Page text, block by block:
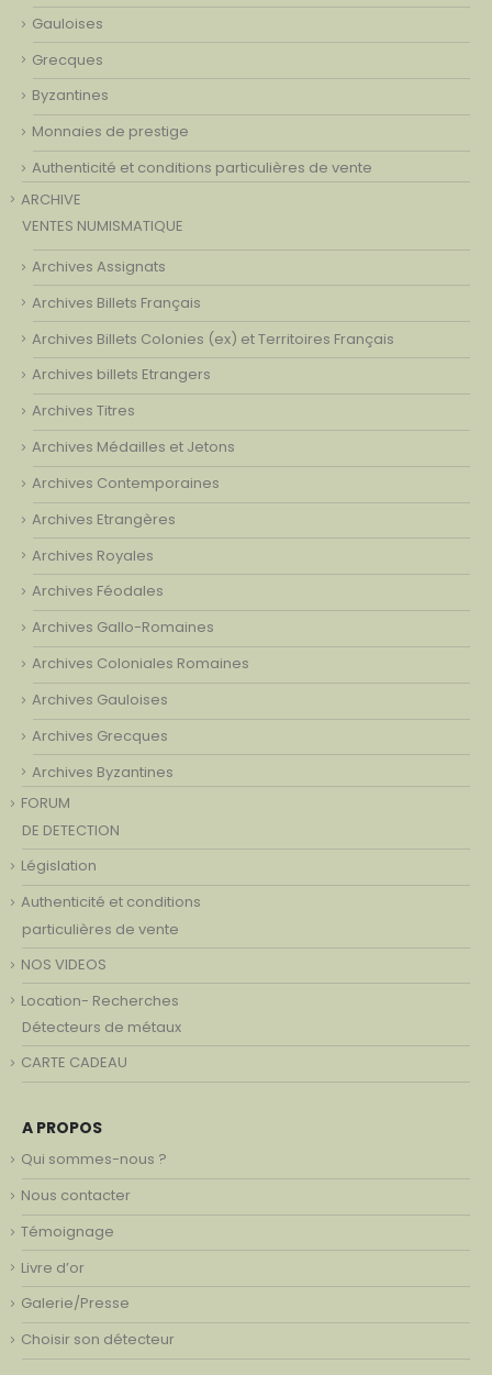
Gauloises
Grecques
Byzantines
Monnaies de prestige
Authenticité et conditions particulières de vente
ARCHIVE
VENTES NUMISMATIQUE
Archives Assignats
Archives Billets Français
Archives Billets Colonies (ex) et Territoires Français
Archives billets Etrangers
Archives Titres
Archives Médailles et Jetons
Archives Contemporaines
Archives Etrangères
Archives Royales
Archives Féodales
Archives Gallo-Romaines
Archives Coloniales Romaines
Archives Gauloises
Archives Grecques
Archives Byzantines
FORUM
DE DETECTION
Législation
Authenticité et conditions
particulières de vente
NOS VIDEOS
Location- Recherches
Détecteurs de métaux
CARTE CADEAU
A PROPOS
Qui sommes-nous ?
Nous contacter
Témoignage
Livre d’or
Galerie/Presse
Choisir son détecteur